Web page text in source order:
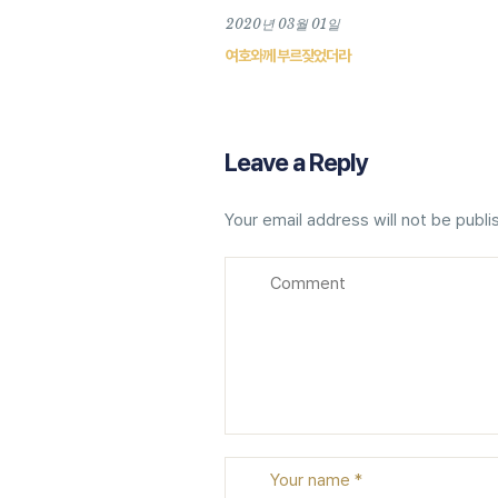
2020년 03월 01일
여호와께 부르짖었더라
Leave a Reply
Your email address will not be